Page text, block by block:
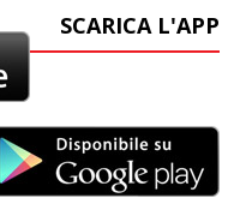
SCARICA L'APP